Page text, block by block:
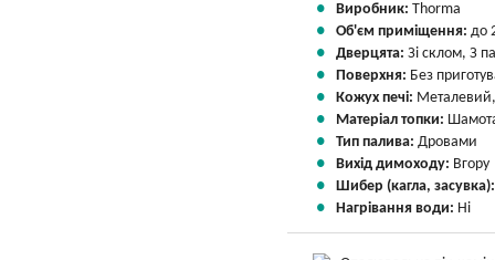
Виробник: Thorma
Об'єм приміщення: до
Дверцята: Зі склом, З
Поверхня: Без
Кожух печі:
Матеріал топки:
Тип палива: Дровами
Вихід димоходу: Вгору
Шибер (кагла,
Нагрівання води: Ні